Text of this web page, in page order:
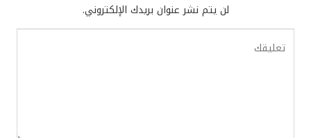
لن يتم نشر عنوان بريدك الإلكتروني.